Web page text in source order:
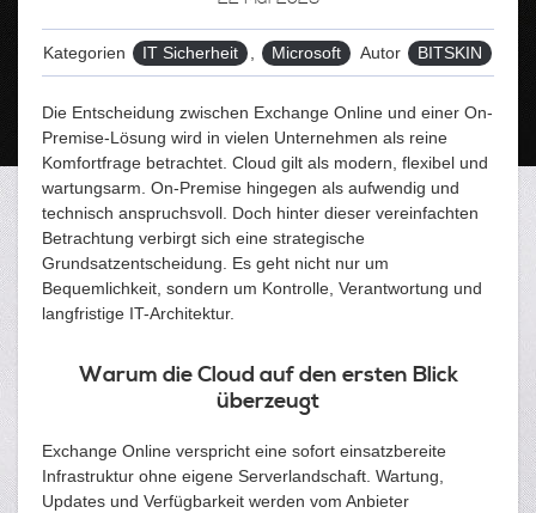
Kategorien IT Sicherheit , Microsoft Autor BITSKIN
Die Entscheidung zwischen Exchange Online und einer On-
Premise-Lösung wird in vielen Unternehmen als reine
Komfortfrage betrachtet. Cloud gilt als modern, flexibel und
wartungsarm. On-Premise hingegen als aufwendig und
technisch anspruchsvoll. Doch hinter dieser vereinfachten
Betrachtung verbirgt sich eine strategische
Grundsatzentscheidung. Es geht nicht nur um
Bequemlichkeit, sondern um Kontrolle, Verantwortung und
langfristige IT-Architektur.
Warum die Cloud auf den ersten Blick
überzeugt
Exchange Online verspricht eine sofort einsatzbereite
Infrastruktur ohne eigene Serverlandschaft. Wartung,
Updates und Verfügbarkeit werden vom Anbieter